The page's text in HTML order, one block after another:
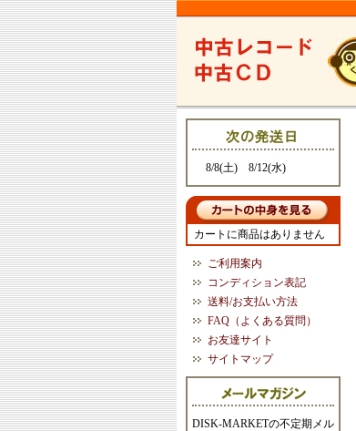
8/8(土) 8/12(水)
カートに商品はありません
ご利用案内
コンディション表記
送料/お支払い方法
FAQ（よくある質問）
お友達サイト
サイトマップ
DISK-MARKETの不定期メル